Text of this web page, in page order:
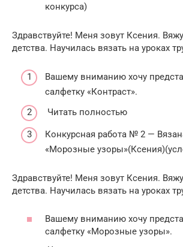
конкурса)
Здравствуйте! Меня зовут Ксения.
детства. Научилась вязать на уроках
Вашему вниманию хочу
салфетку «Контраст».
Читать полностью
Конкурсная работа № 2 —
«Морозные
Здравствуйте! Меня зовут Ксения.
детства. Научилась вязать на уроках
Вашему вниманию хочу
салфетку «Морозные узоры».